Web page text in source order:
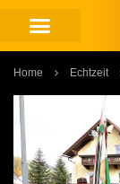
Home Echtzeit